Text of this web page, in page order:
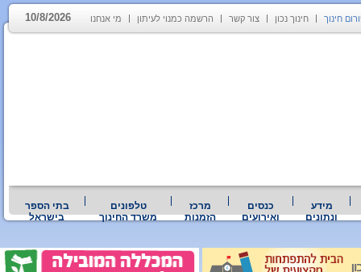
חינוך חינוך נכון צור קשר הרשמה כמנוי לעיתון מי אנחנו 10/8/2026
מידע
ונתונים
כנסים
ואירועים
מרכז
הזמנות
טלפונים
משרד החינוך
בתי הספר
בישראל